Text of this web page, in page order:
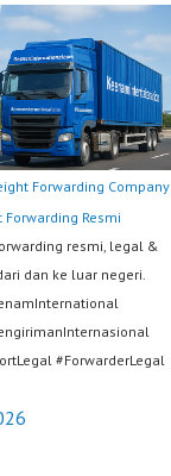
Forwarding Company
Forwarding Resmi
resmi, legal &
dan ke luar negeri.
#ForwarderLegal